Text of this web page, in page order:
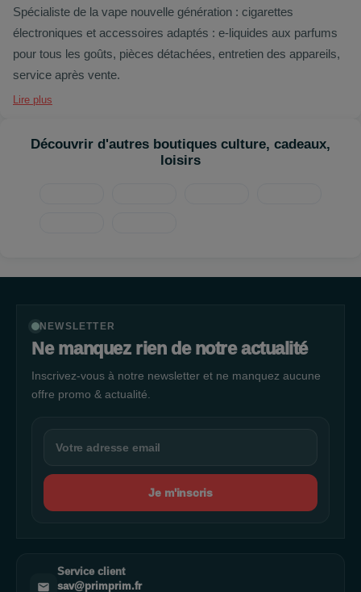
Spécialiste de la vape nouvelle génération : cigarettes
électroniques et accessoires adaptés : e-liquides aux parfums
pour tous les goûts, pièces détachées, entretien des appareils,
service après vente.
Lire plus
Découvrir d'autres boutiques culture, cadeaux,
loisirs
NEWSLETTER
Ne manquez rien de notre actualité
Inscrivez-vous à notre newsletter et ne manquez aucune
offre promo & actualité.
Je m'inscris
Service client
sav@primprim.fr